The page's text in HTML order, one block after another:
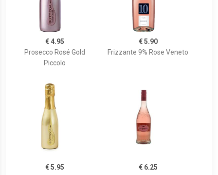
€ 4.95
Prosecco Rosé Gold
Piccolo
€ 5.90
Frizzante 9% Rose Veneto
€ 5.95
€ 6.25